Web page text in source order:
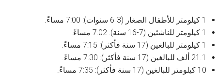
1 كيلومتر للأطفال الصغار (3-6 سنوات): 7:00 مساءً.
1 كيلومتر للناشئين (7-16 سنة): 7:02 مساءً.
1 كيلومتر للبالغين (17 سنة فأكثر): 7:15 مساءً.
21.1 ألف للبالغين (17 سنة فأكثر): 7:30 مساءً.
10 كيلومتر للبالغين (17 سنة فأكثر): 7:35 مساءً.